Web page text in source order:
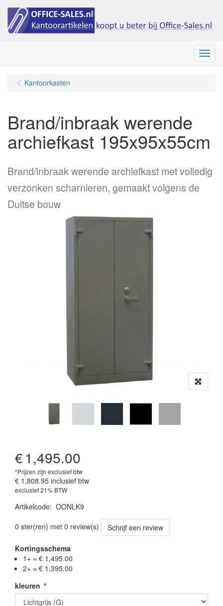
Menu
Kantoorkasten
Brand/inbraak werende
archiefkast 195x95x55cm
Brand/inbraak werende archiefkast met volledig
verzonken scharnieren, gemaakt volgens de
Duitse bouw
€1,495.00
*Prijzen zijn exclusief btw
€ 1,808.95 inclusief btw
exclusief 21% BTW
Artikelcode: OONLK9
0 ster(ren) met 0 review(s)
Schrijf een review
Kortingsschema
1+ = € 1,495.00
2+ = € 1,395.00
kleuren